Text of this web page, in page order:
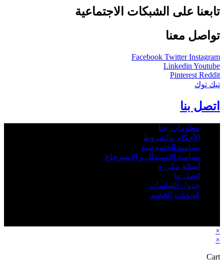
تابعنا على الشبكات الاجتماعية
تواصل معنا
Facebook Twitter Instagram
Linkedin Youtube
Pinterest Reddit
تيك توك
اتصل بنا
معلومات عنا
الأحكام والشروط
سياسة الخصوصية
سياسة الاستبدال و الاسترجاع
أسئلة مكررة
اتصل بنا
جدول القياسات
كوبونات الخصم
×
×
Cart